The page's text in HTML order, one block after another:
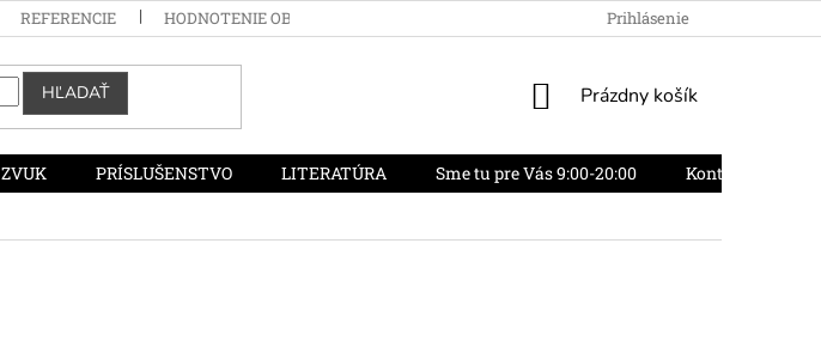
REFERENCIE HODNOTENIE OBCHODU REKLAMAČNÝ
Prihlásenie
HĽADAŤ
NÁKUPNÝ
Prázdny košík
ZVUK PRÍSLUŠENSTVO LITERATÚRA Sme tu pre Vás 9:00-20:00 Kontakty